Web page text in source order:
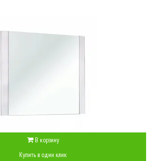
В корзину
Купить в один клик